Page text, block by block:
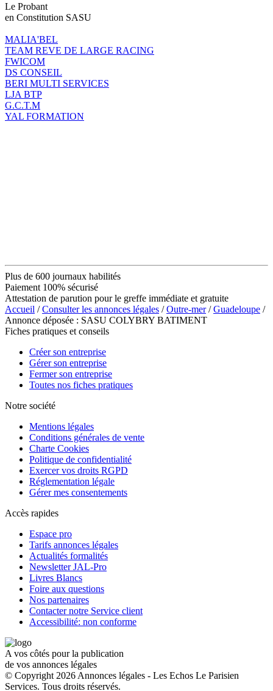
Le Probant
en Constitution SASU
MALIA'BEL
TEAM REVE DE LARGE RACING
FWICOM
DS CONSEIL
BERI MULTI SERVICES
LJA BTP
G.C.T.M
YAL FORMATION
Plus de 600 journaux habilités
Paiement 100% sécurisé
Attestation de parution pour le greffe immédiate et gratuite
Accueil /Consulter les annonces légales /Outre-mer/Guadeloupe /
Annonce déposée : SASU COLYBRY BATIMENT
Fiches pratiques et conseils
Créer son entreprise
Gérer son entreprise
Fermer son entreprise
Toutes nos fiches pratiques
Notre société
Mentions légales
Conditions générales de vente
Charte Cookies
Politique de confidentialité
Exercer vos droits RGPD
Réglementation légale
Gérer mes consentements
Accès rapides
Espace pro
Tarifs annonces légales
Actualités formalités
Newsletter JAL-Pro
Livres Blancs
Foire aux questions
Nos partenaires
Contacter notre Service client
Accessibilité: non conforme
A vos côtés pour la publication
de vos annonces légales
© Copyright 2026 Annonces légales - Les Echos Le Parisien
Services. Tous droits réservés.